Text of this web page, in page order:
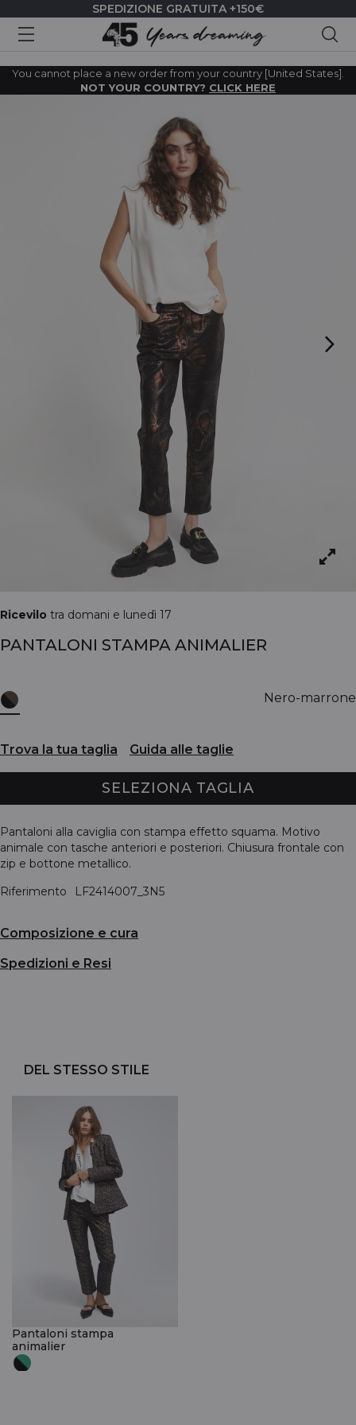
SPEDIZIONE GRATUITA +150€
You cannot place a new order from your country [United States].
NOT YOUR COUNTRY? CLICK HERE
Ricevilo tra domani e lunedì 17
PANTALONI STAMPA ANIMALIER
Nero-marrone
Trova la tua taglia Guida alle taglie
SELEZIONA TAGLIA
Pantaloni alla caviglia con stampa effetto squama. Motivo
animale con tasche anteriori e posteriori. Chiusura frontale con
zip e bottone metallico.
Riferimento
LF2414007_3N5
Composizione e cura
Spedizioni e Resi
DEL STESSO STILE
Pantaloni stampa
animalier